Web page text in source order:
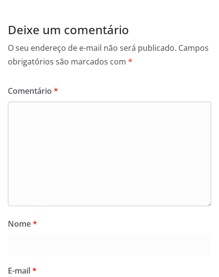
Deixe um comentário
O seu endereço de e-mail não será publicado. Campos
obrigatórios são marcados com *
Comentário *
Nome*
E-mail*